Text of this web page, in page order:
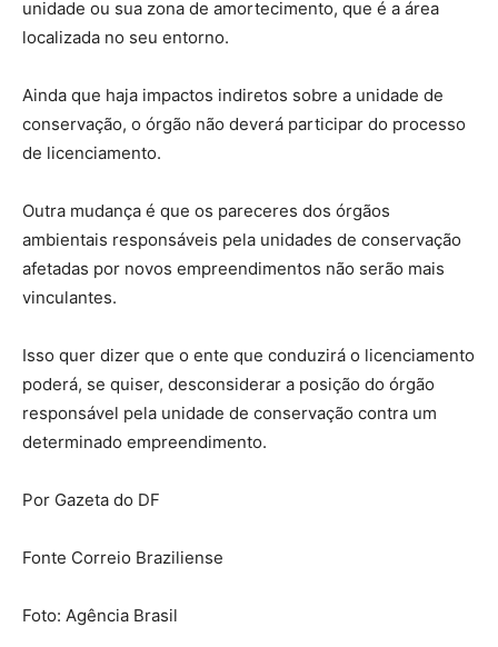
unidade ou sua zona de amortecimento, que é a área
localizada no seu entorno.
Ainda que haja impactos indiretos sobre a unidade de
conservação, o órgão não deverá participar do processo
de licenciamento.
Outra mudança é que os pareceres dos órgãos
ambientais responsáveis pela unidades de conservação
afetadas por novos empreendimentos não serão mais
vinculantes.
Isso quer dizer que o ente que conduzirá o licenciamento
poderá, se quiser, desconsiderar a posição do órgão
responsável pela unidade de conservação contra um
determinado empreendimento.
Por Gazeta do DF
Fonte Correio Braziliense
Foto: Agência Brasil